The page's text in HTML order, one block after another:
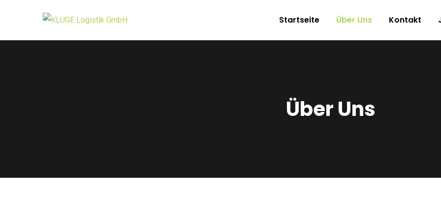
Startseite Über Uns Kontakt
Über Uns